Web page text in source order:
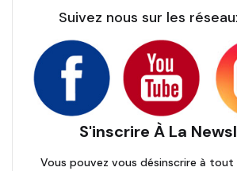
Suivez nous sur les
S'inscrire À La
Vous pouvez vous désinscrire à